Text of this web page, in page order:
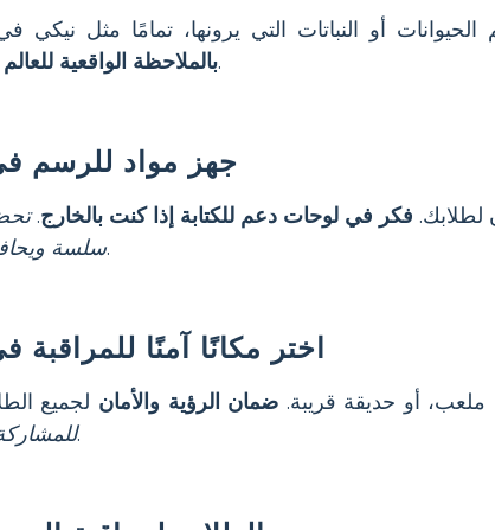
أو النباتات التي يرونها، تمامًا مثل نيكي
بالملاحظة الواقعية للعالموإلهام التقدير للطبيعة.
جهز مواد للرسم
لطلابك. فكر في لوحات دعم للكتابة إذا كنت بالخارج.
سلسة.
اختر مكانًا آمنًا
أو حديقة قريبة. ضمان الرؤية والأمان لجميع
.